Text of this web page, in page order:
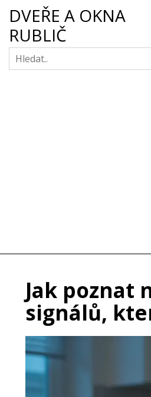
DVEŘE A OKNA
RUBLIČ
Jak poznat
signálů,